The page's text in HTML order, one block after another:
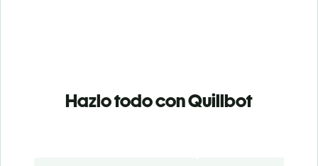
Hazlo todo con Quillbot